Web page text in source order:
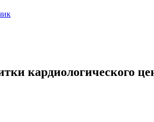
кардиологического